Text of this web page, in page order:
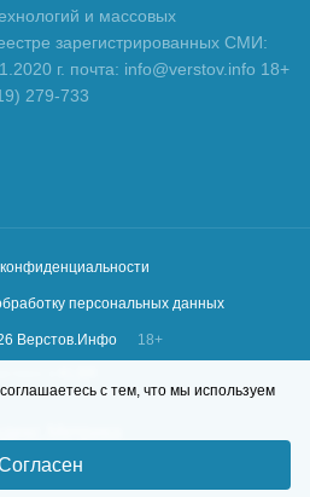
и массовых
зарегистрированных СМИ:
г. почта: info@verstov.info 18+
279-733
персональных данных
Верстов.Инфо
18+
с тем, что мы используем